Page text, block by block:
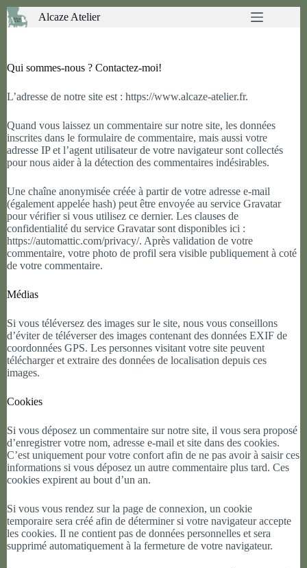
Passer
au
Alcaze Atelier
Qui sommes-nous ? Contactez-moi!
L’adresse de notre site est : https://www.alcaze-atelier.fr.
Quand vous laissez un commentaire sur notre site, les données
inscrites dans le formulaire de commentaire, mais aussi votre
adresse IP et l’agent utilisateur de votre navigateur sont collectés
pour nous aider à la détection des commentaires indésirables.
Une chaîne anonymisée créée à partir de votre adresse e-mail
(également appelée hash) peut être envoyée au service Gravatar
pour vérifier si vous utilisez ce dernier. Les clauses de
confidentialité du service Gravatar sont disponibles ici :
https://automattic.com/privacy/. Après validation de votre
commentaire, votre photo de profil sera visible publiquement à coté
de votre commentaire.
Médias
Si vous téléversez des images sur le site, nous vous conseillons
d’éviter de téléverser des images contenant des données EXIF de
coordonnées GPS. Les personnes visitant votre site peuvent
télécharger et extraire des données de localisation depuis ces
images.
Cookies
Si vous déposez un commentaire sur notre site, il vous sera proposé
d’enregistrer votre nom, adresse e-mail et site dans des cookies.
C’est uniquement pour votre confort afin de ne pas avoir à saisir ces
informations si vous déposez un autre commentaire plus tard. Ces
cookies expirent au bout d’un an.
Si vous vous rendez sur la page de connexion, un cookie
temporaire sera créé afin de déterminer si votre navigateur accepte
les cookies. Il ne contient pas de données personnelles et sera
supprimé automatiquement à la fermeture de votre navigateur.